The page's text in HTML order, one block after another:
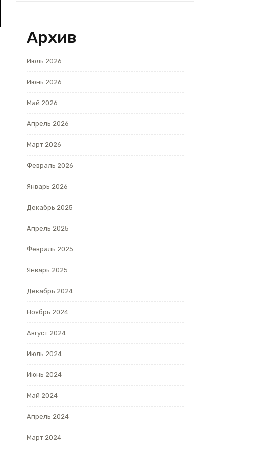
Архив
Июль 2026
Июнь 2026
Май 2026
Апрель 2026
Март 2026
Февраль 2026
Январь 2026
Декабрь 2025
Апрель 2025
Февраль 2025
Январь 2025
Декабрь 2024
Ноябрь 2024
Август 2024
Июль 2024
Июнь 2024
Май 2024
Апрель 2024
Март 2024